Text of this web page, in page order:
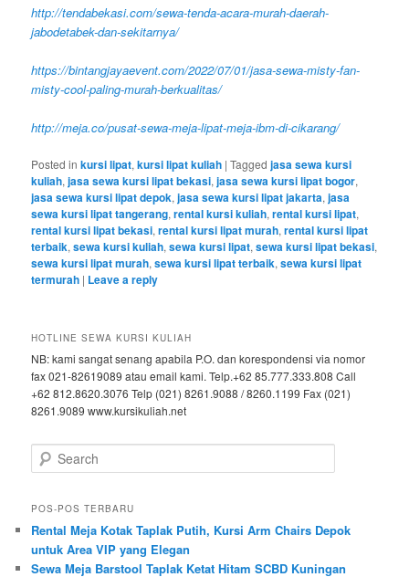
http://tendabekasi.com/sewa-tenda-acara-murah-daerah-
jabodetabek-dan-sekitarnya/
https://bintangjayaevent.com/2022/07/01/jasa-sewa-misty-fan-
misty-cool-paling-murah-berkualitas/
http://meja.co/pusat-sewa-meja-lipat-meja-ibm-di-cikarang/
Posted in kursi lipat,kursi lipat kuliah |Tagged jasa sewa kursi
kuliah,jasa sewa kursi lipat bekasi,jasa sewa kursi lipat bogor,
jasa sewa kursi lipat depok,jasa sewa kursi lipat jakarta,jasa
sewa kursi lipat tangerang,rental kursi kuliah,rental kursi lipat,
rental kursi lipat bekasi,rental kursi lipat murah,rental kursi lipat
terbaik,sewa kursi kuliah,sewa kursi lipat,sewa kursi lipat bekasi,
sewa kursi lipat murah,sewa kursi lipat terbaik,sewa kursi lipat
termurah | Leave a reply
HOTLINE SEWA KURSI KULIAH
NB: kami sangat senang apabila P.O. dan korespondensi via nomor
fax 021-82619089 atau email kami. Telp.+62 85.777.333.808 Call
+62 812.8620.3076 Telp (021) 8261.9088 / 8260.1199 Fax (021)
8261.9089 www.kursikuliah.net
Search
POS-POS TERBARU
Rental Meja Kotak Taplak Putih, Kursi Arm Chairs Depok
untuk Area VIP yang Elegan
Sewa Meja Barstool Taplak Ketat Hitam SCBD Kuningan